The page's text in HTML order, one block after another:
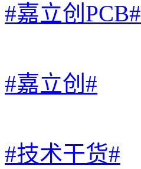
#嘉立创PCB#
#嘉立创#
#技术干货#